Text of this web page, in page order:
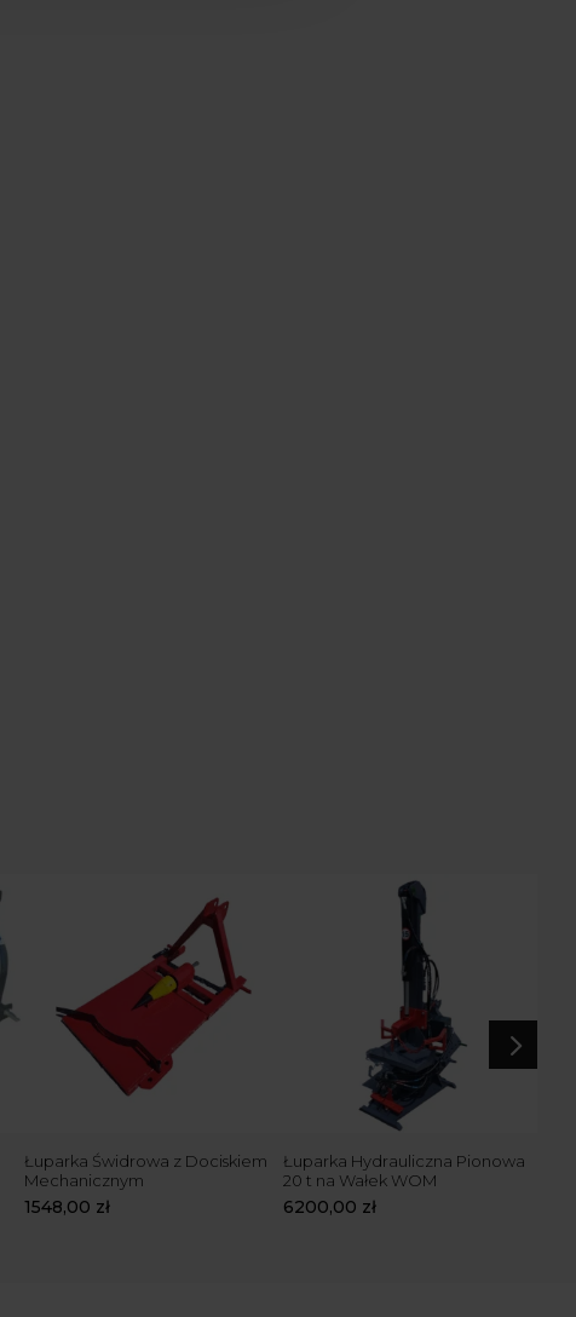
Łuparka Świdrowa z Dociskiem
Mechanicznym
1548,00 zł
Łuparka Hydrauliczna Pionowa
20 t na Wałek WOM
6200,00 zł
5